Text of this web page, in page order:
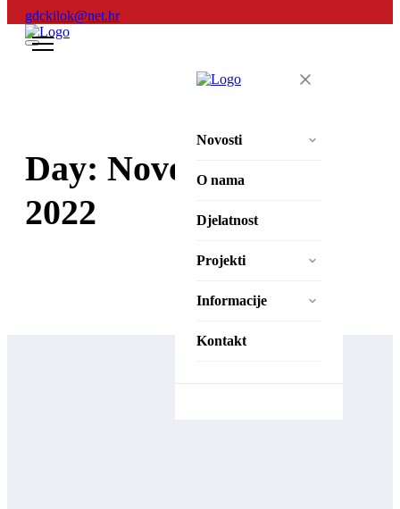
gdckilok@net.hr
Novosti
Aktivnosti
Natječaji
Projekti
O nama
Djelatnost
Projekti
Zaželi – Ostvari!
Zaželi – Ostvari II
Informacije
Izjava o pristupačnosti
Kontakt
Day: November 11,
2022